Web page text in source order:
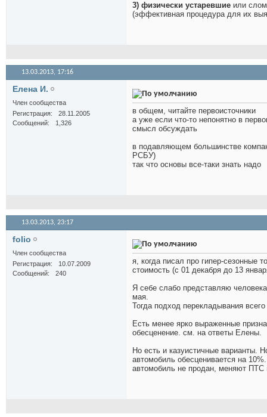
3) физически устаревшие или
(эффективная процедура для их
13.03.2013, 17:16
Елена И.
Член сообщества
Регистрация
28.11.2005
Сообщений
1,326
в общем, читайте первоисточники
а уже если что-то непонятно в
смысл обсуждать
в подавляющем большинстве
РСБУ)
так что основы все-таки знать надо
13.03.2013, 23:17
folio
Член сообщества
Регистрация
10.07.2009
Сообщений
240
я, когда писал про гипер-сезонные
стоимость (с 01 декабря до 13
Я себе слабо представляю
мая.
Тогда подход перекладывания
Есть менее ярко выраженные
обесценение. см. на ответы Елены.
Но есть и казуистичные варианты.
автомобиль обесценивается на
автомобиль не продан, меняют